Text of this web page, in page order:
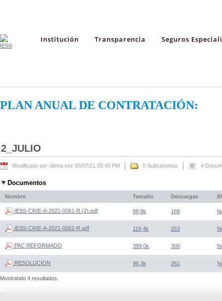
Institución Transparencia Seguros
PLAN ANUAL DE CONTRATACIÓN:
2_JULIO
Modificado por última vez 06/07/21 05:45 PM 0 Subcarpetas 4
Documentos
Nombre Tamaño Descargas
IESS-CRIE-A-2021-0061-R (2).pdf 88,9k 168
IESS-CRIE-A-2021-0062-R.pdf 119,4k 253
PAC REFORMADO 399,0k 300
RESOLUCION 96,3k 261
Mostrando 4 resultados.